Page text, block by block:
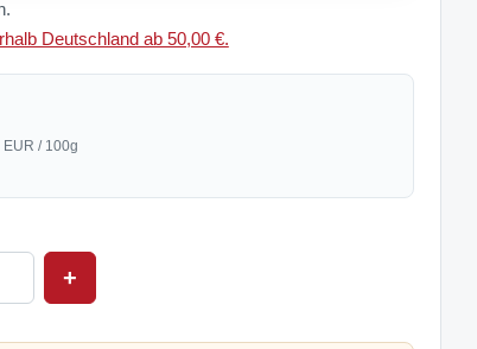
Deutschland ab 50,00 €.
EUR / 100g
+